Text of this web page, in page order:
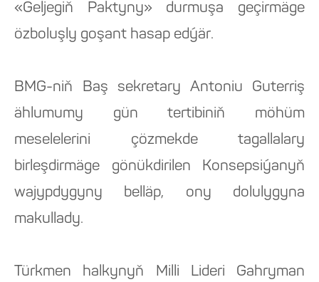
«Geljegiň Paktyny» durmuşa geçirmäge
özboluşly goşant hasap edýär.
BMG-niň Baş sekretary Antoniu Guterriş
ählumumy gün tertibiniň möhüm
meselelerini çözmekde tagallalary
birleşdirmäge gönükdirilen Konsepsiýanyň
wajypdygyny belläp, ony dolulygyna
makullady.
Türkmen halkynyň Milli Lideri Gahryman